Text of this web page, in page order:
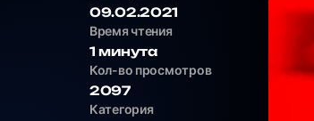
09.02.2021
Время чтения
1 минута
Кол-во просмотров
2097
Категория